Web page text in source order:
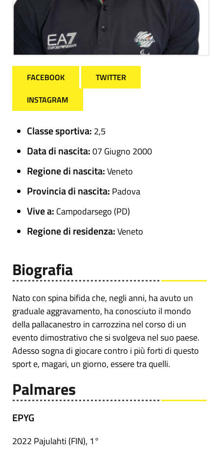
FACEBOOK
TWITTER
INSTAGRAM
Classe sportiva: 2,5
Data di nascita:07 Giugno 2000
Regione di nascita:Veneto
Provincia di nascita: Padova
Vive a: Campodarsego (PD)
Regione di residenza:Veneto
Biografia
Nato con spina bifida che, negli anni, ha avuto un
graduale aggravamento, ha conosciuto il mondo
della pallacanestro in carrozzina nel corso di un
evento dimostrativo che si svolgeva nel suo paese.
Adesso sogna di giocare contro i più forti di questo
sport e, magari, un giorno, essere tra quelli.
Palmares
EPYG
2022 Pajulahti (FIN), 1°